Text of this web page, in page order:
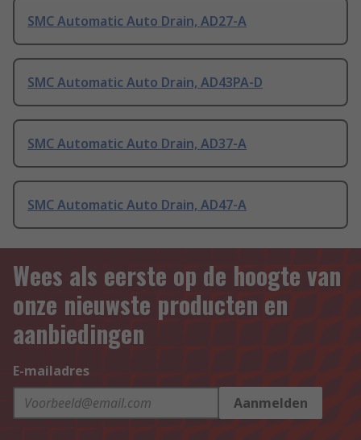
SMC Automatic Auto Drain, AD27-A
SMC Automatic Auto Drain, AD43PA-D
SMC Automatic Auto Drain, AD37-A
SMC Automatic Auto Drain, AD47-A
Wees als eerste op de hoogte van
onze nieuwste producten en
aanbiedingen
E-mailadres
Aanmelden